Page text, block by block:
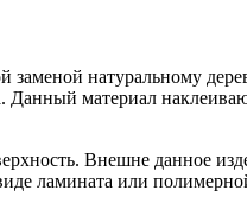
натуральному
материал
Внешне данное
ламината или